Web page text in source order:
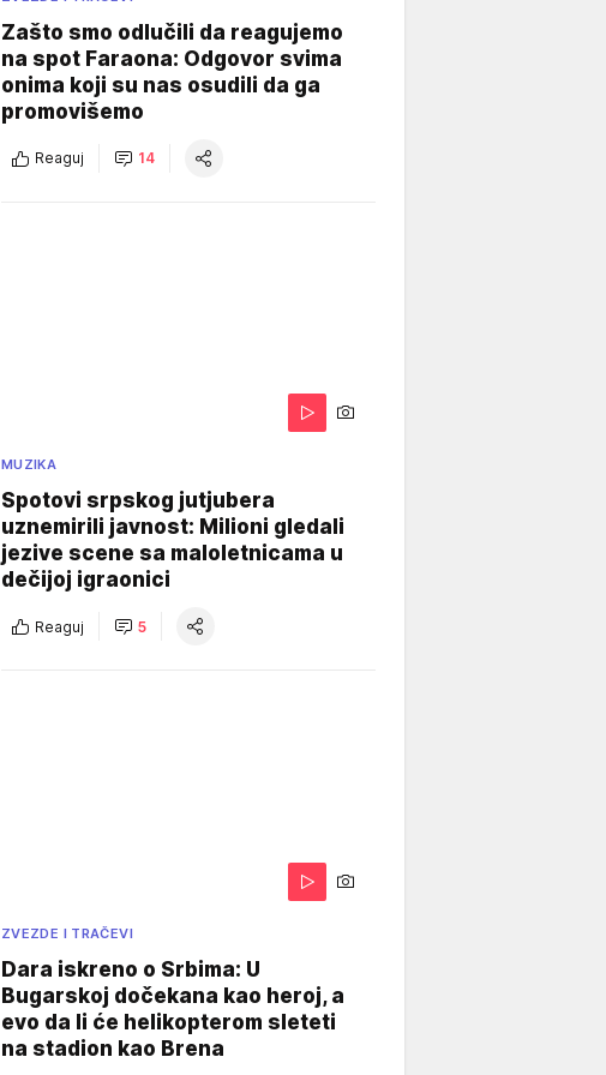
Zašto smo odlučili da reagujemo
na spot Faraona: Odgovor svima
onima koji su nas osudili da ga
promovišemo
Reaguj 14
MUZIKA
Spotovi srpskog jutjubera
uznemirili javnost: Milioni gledali
jezive scene sa maloletnicama u
dečijoj igraonici
Reaguj 5
ZVEZDE I TRAČEVI
Dara iskreno o Srbima: U
Bugarskoj dočekana kao heroj, a
evo da li će helikopterom sleteti
na stadion kao Brena